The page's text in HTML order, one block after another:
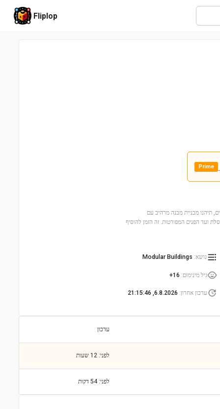
Fliplop
Prime
כיכר אסמבלי 10255 – הסט המושלם לחובבי לגו! עם מעל 4,000 חלקים, תיהנו מבניית מבנה מרהיב עם
ועד הפנים המפורטות. זה הזמן להוסיף
נושא:
Modular Buildings
גיל מינימום:
16+
עדכון אחרון:
6.8.2026, 21:15:46
עדכון
לפני: 12 שעות
לפני: 54 דקות